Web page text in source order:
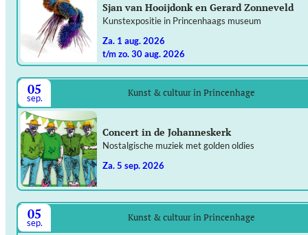
Sjan van Hooijdonk en Gerard Zonneveld
Kunstexpositie in Princenhaags museum
za. 1 aug. 2026
t/m zo. 30 aug. 2026
05
sep. Kunst & cultuur in Princenhage
Concert in de Johanneskerk
Nostalgische muziek met golden oldies
za. 5 sep. 2026
05
sep. Kunst & cultuur in Princenhage